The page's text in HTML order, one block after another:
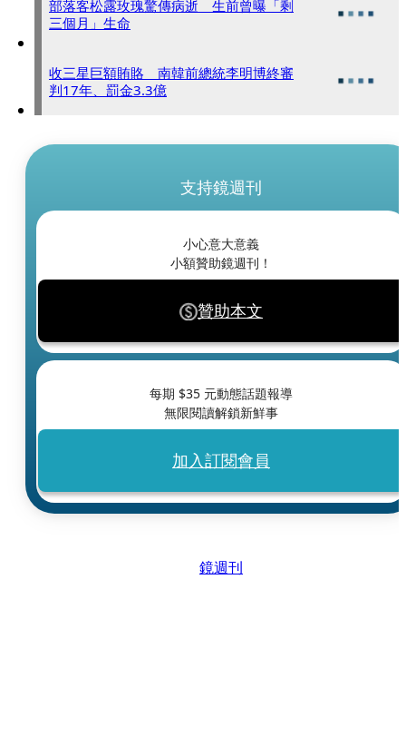
部落客松露玫瑰驚傳病逝 生前曾曝「剩
三個月」生命
收三星巨額賄賂 南韓前總統李明博終審
判17年、罰金3.3億
支持鏡週刊
小心意大意義
小額贊助鏡週刊！
贊助本文
每期 $35 元動態話題報導
無限閱讀解鎖新鮮事
加入訂閱會員
鏡週刊